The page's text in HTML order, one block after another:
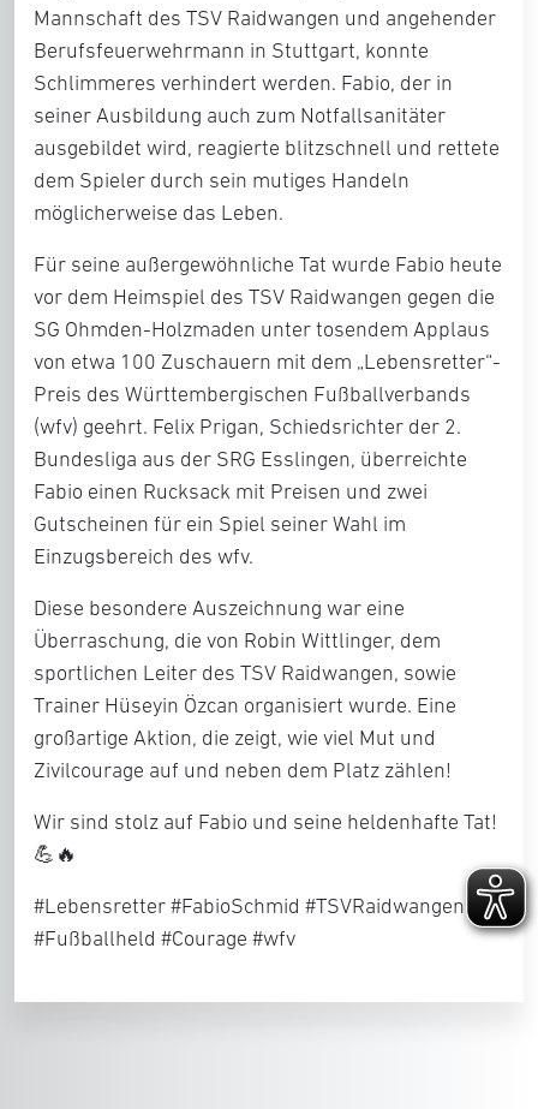
Mannschaft des TSV Raidwangen und angehender
Berufsfeuerwehrmann in Stuttgart, konnte
Schlimmeres verhindert werden. Fabio, der in
seiner Ausbildung auch zum Notfallsanitäter
ausgebildet wird, reagierte blitzschnell und rettete
dem Spieler durch sein mutiges Handeln
möglicherweise das Leben.
Für seine außergewöhnliche Tat wurde Fabio heute
vor dem Heimspiel des TSV Raidwangen gegen die
SG Ohmden-Holzmaden unter tosendem Applaus
von etwa 100 Zuschauern mit dem „Lebensretter“-
Preis des Württembergischen Fußballverbands
(wfv) geehrt. Felix Prigan, Schiedsrichter der 2.
Bundesliga aus der SRG Esslingen, überreichte
Fabio einen Rucksack mit Preisen und zwei
Gutscheinen für ein Spiel seiner Wahl im
Einzugsbereich des wfv.
Diese besondere Auszeichnung war eine
Überraschung, die von Robin Wittlinger, dem
sportlichen Leiter des TSV Raidwangen, sowie
Trainer Hüseyin Özcan organisiert wurde. Eine
großartige Aktion, die zeigt, wie viel Mut und
Zivilcourage auf und neben dem Platz zählen!
Wir sind stolz auf Fabio und seine heldenhafte Tat!
💪🔥
#Lebensretter #FabioSchmid #TSVRaidwangen
#Fußballheld #Courage #wfv